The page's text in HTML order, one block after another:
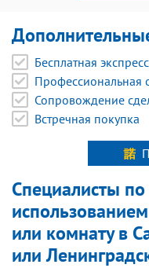
Бесплатная
Профессиональная
Сопровождение
Встречная покупка
Специалисты по
или комнату в
или